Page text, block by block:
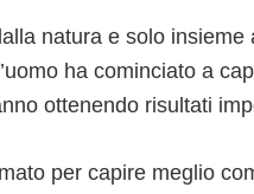
natura e solo
ha cominciato a
ottenendo risultati
per capire meglio